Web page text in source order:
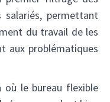
salariés, permettant
du travail de les
aux problématiques
où le bureau flexible